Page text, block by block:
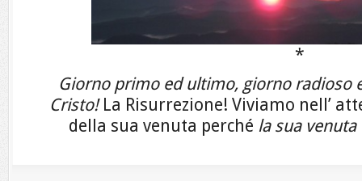
*
Giorno primo ed ultimo, giorno radioso
Cristo!La Risurrezione! Viviamo nell’
della sua venuta perché la sua venuta